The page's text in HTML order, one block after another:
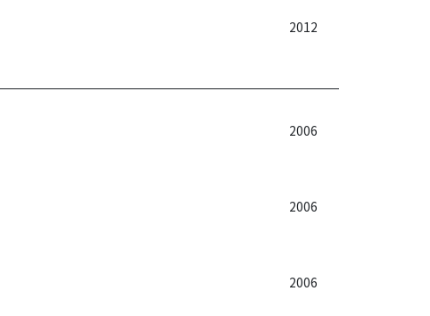
2012
2006
2006
2006